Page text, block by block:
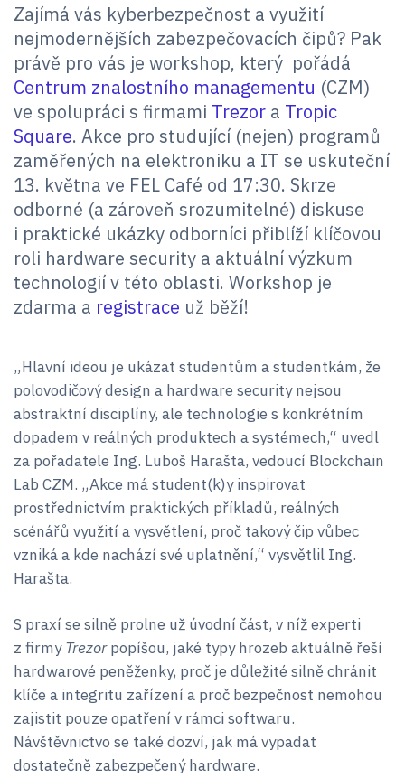
Zajímá vás kyberbezpečnost a využití
nejmodernějších zabezpečovacích čipů? Pak
právě pro vás je workshop, který pořádá
Centrum znalostního managementu (CZM)
ve spolupráci s firmami Trezor a Tropic
Square. Akce pro studující (nejen) programů
zaměřených na elektroniku a IT se uskuteční
13. května ve FEL Café od 17:30. Skrze
odborné (a zároveň srozumitelné) diskuse
i praktické ukázky odborníci přiblíží klíčovou
roli hardware security a aktuální výzkum
technologií v této oblasti. Workshop je
zdarma a registrace už běží!
„Hlavní ideou je ukázat studentům a studentkám, že
polovodičový design a hardware security nejsou
abstraktní disciplíny, ale technologie s konkrétním
dopadem v reálných produktech a systémech,“ uvedl
za pořadatele Ing. Luboš Harašta, vedoucí Blockchain
Lab CZM. „Akce má student(k)y inspirovat
prostřednictvím praktických příkladů, reálných
scénářů využití a vysvětlení, proč takový čip vůbec
vzniká a kde nachází své uplatnění,“ vysvětlil Ing.
Harašta.
S praxí se silně prolne už úvodní část, v níž experti
z firmyTrezorpopíšou, jaké typy hrozeb aktuálně řeší
hardwarové peněženky, proč je důležité silně chránit
klíče a integritu zařízení a proč bezpečnost nemohou
zajistit pouze opatření v rámci softwaru.
Návštěvnictvo se také dozví, jak má vypadat
dostatečně zabezpečený hardware.